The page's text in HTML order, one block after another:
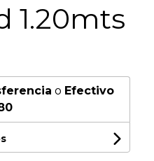
1.20mts
o Efectivo